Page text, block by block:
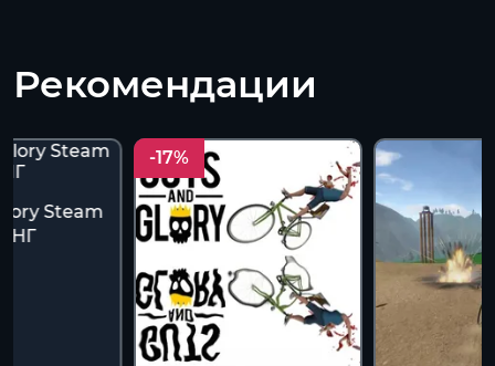
Рекомендации
Steam
-17%